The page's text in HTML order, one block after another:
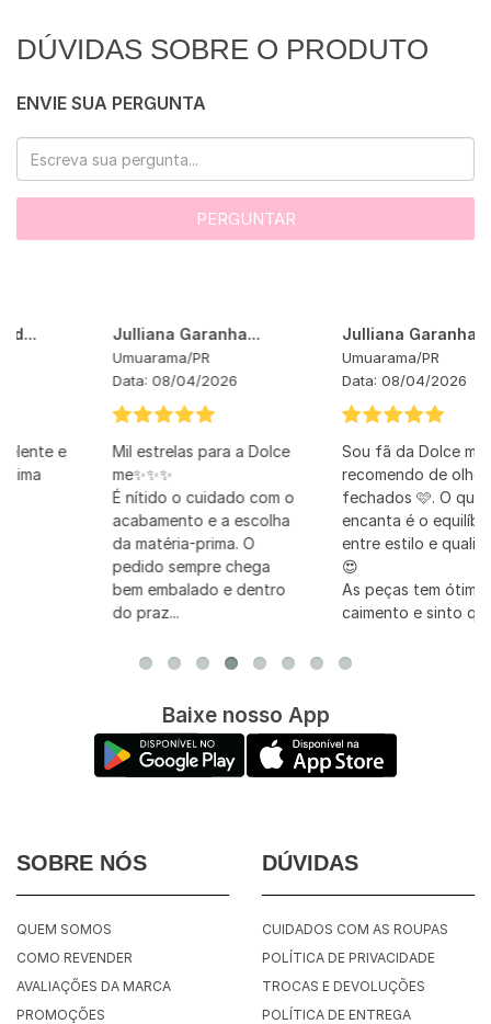
DÚVIDAS SOBRE O PRODUTO
ENVIE SUA PERGUNTA
PERGUNTAR
Julliana Garanha...
Umuarama/PR
08/04/2026
Mil estrelas para a Dolce
me✨✨✨
É nítido o cuidado com o
acabamento e a escolha
da matéria-prima. O
pedido sempre chega
bem embalado e dentro
Julliana Garanha...
Umuarama/PR
08/04/2026
Sou fã da Dolce me e
recomendo de olhos
fechados 🩷. O que me
encanta é o equilíbrio
entre estilo e qualidade
😍
As peças tem ótimo
caimento e sinto qu...
Baixe nosso App
SOBRE NÓS
QUEM SOMOS
COMO REVENDER
AVALIAÇÕES DA MARCA
PROMOÇÕES
DÚVIDAS
CUIDADOS COM AS ROUPAS
POLÍTICA DE PRIVACIDADE
TROCAS E DEVOLUÇÕES
POLÍTICA DE ENTREGA